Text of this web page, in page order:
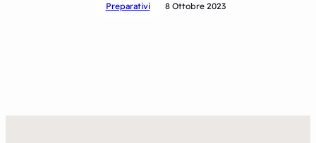
Preparativi 8 Ottobre 2023